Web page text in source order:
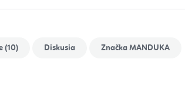
(10) Diskusia Značka MANDUKA